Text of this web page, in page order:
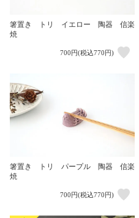
箸置き トリ イエロー 陶器 信楽
焼
700円(税込770円)
箸置き トリ パープル 陶器 信楽
焼
700円(税込770円)